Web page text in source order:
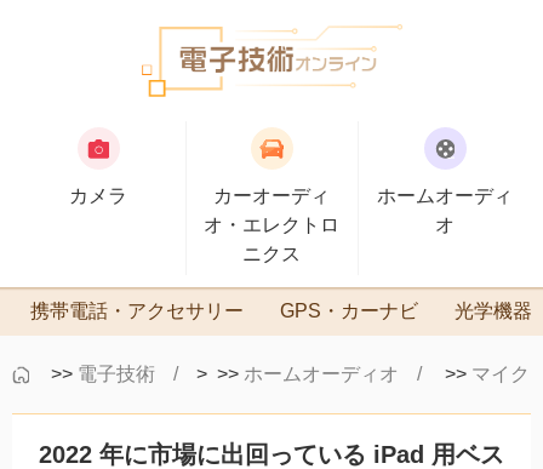
カメラ
カーオーディ
オ・エレクトロ
ニクス
ホームオーディ
オ
携帯電話・アクセサリー GPS・カーナビ 光学機器
>> 電子技術 > >> ホームオーディオ >> マイク
2022 年に市場に出回っている iPad 用ベス